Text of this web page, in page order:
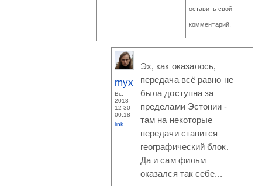
оставить свой
комментарий.
myx
Вс,
2018-
12-30
00:18
link
Эх, как оказалось,
передача всё равно не
была доступна за
пределами Эстонии -
там на некоторые
передачи ставится
географический блок.
Да и сам фильм
оказался так себе...